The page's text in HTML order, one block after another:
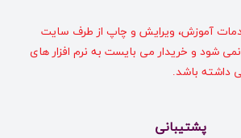
آموزش، ویرایش و چاپ از طرف سایت
شود و خریدار می بایست به نرم افزار های
داشته باشد.
پشتیبانی